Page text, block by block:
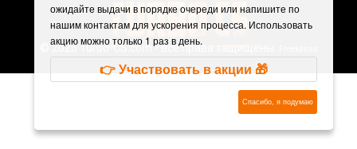
©2026 Turbo-CS.com - все права защищены.
ожидайте выдачи в порядке очереди или напишите по
нашим контактам для ускорения процесса. Использовать
акцию можно только 1 раз в день.
👉 Участвовать в акции 🎁
Спасибо, я подумаю